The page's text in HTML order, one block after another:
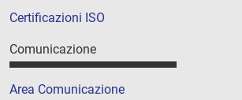
Certificazioni ISO
Comunicazione
Area Comunicazione